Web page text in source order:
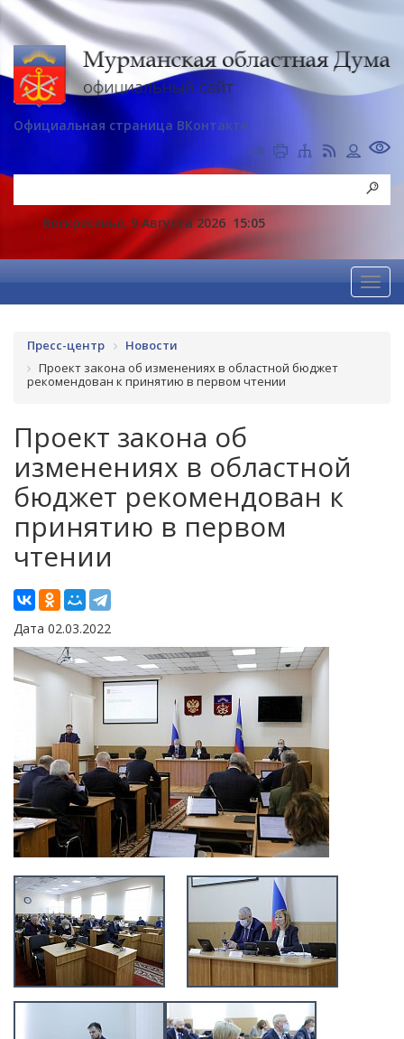
Официальная страница ВКонтакте
Воскресенье, 9 Августа 2026 15:05
Пресс-центр
Новости
Проект закона об изменениях в областной бюджет
рекомендован к принятию в первом чтении
Проект закона об
изменениях в областной
бюджет рекомендован к
принятию в первом
чтении
Дата 02.03.2022